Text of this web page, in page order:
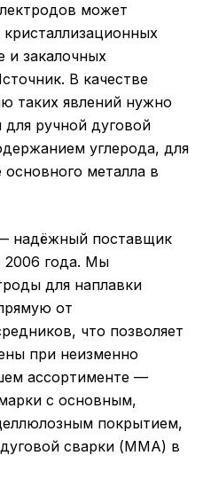
может
и закалочных
В качестве
таких явлений нужно
для ручной дуговой
углерода, для
металла в
надёжный поставщик
2006 года. Мы
для наплавки
от
что позволяет
при неизменно
ассортименте —
с основным,
покрытием,
сварки (ММА) в